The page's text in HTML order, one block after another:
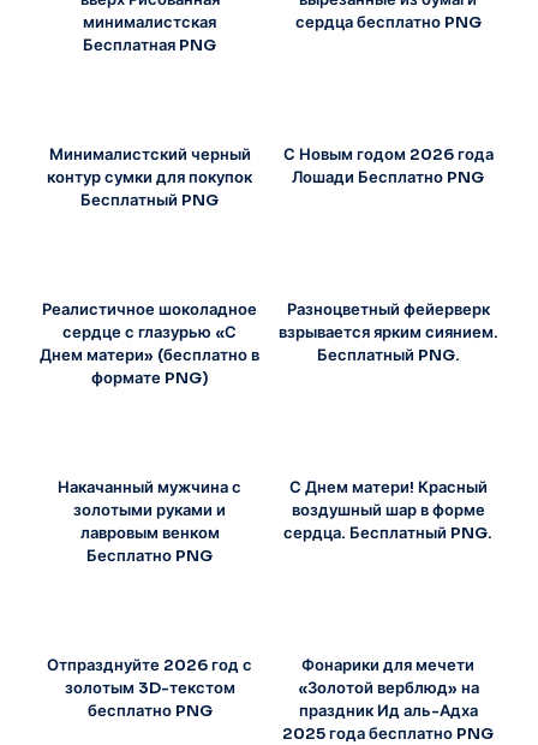
минималистская
Бесплатная PNG
сердца бесплатно PNG
Минималистский черный
контур сумки для покупок
Бесплатный PNG
С Новым годом 2026 года
Лошади Бесплатно PNG
Реалистичное шоколадное
сердце с глазурью «С
Днем матери» (бесплатно в
формате PNG)
Разноцветный фейерверк
взрывается ярким сиянием.
Бесплатный PNG.
Накачанный мужчина с
золотыми руками и
лавровым венком
Бесплатно PNG
С Днем матери! Красный
воздушный шар в форме
сердца. Бесплатный PNG.
Отпразднуйте 2026 год с
золотым 3D-текстом
бесплатно PNG
Фонарики для мечети
«Золотой верблюд» на
праздник Ид аль-Адха
2025 года бесплатно PNG